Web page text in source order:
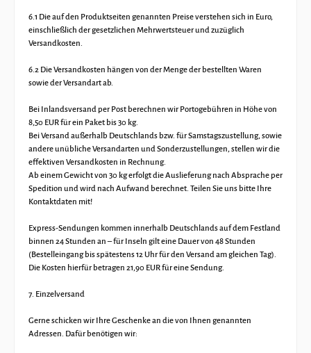
6.1 Die auf den Produktseiten genannten Preise verstehen sich in Euro,
einschließlich der gesetzlichen Mehrwertsteuer und zuzüglich
Versandkosten.
6.2 Die Versandkosten hängen von der Menge der bestellten Waren
sowie der Versandart ab.
Bei Inlandsversand per Post berechnen wir Portogebühren in Höhe von
8,50 EUR für ein Paket bis 30 kg.
Bei Versand außerhalb Deutschlands bzw. für Samstagszustellung, sowie
andere unübliche Versandarten und Sonderzustellungen, stellen wir die
effektiven Versandkosten in Rechnung.
Ab einem Gewicht von 30 kg erfolgt die Auslieferung nach Absprache per
Spedition und wird nach Aufwand berechnet. Teilen Sie uns bitte Ihre
Kontaktdaten mit!
Express-Sendungen kommen innerhalb Deutschlands auf dem Festland
binnen 24 Stunden an – für Inseln gilt eine Dauer von 48 Stunden
(Bestelleingang bis spätestens 12 Uhr für den Versand am gleichen Tag).
Die Kosten hierfür betragen 21,90 EUR für eine Sendung.
7. Einzelversand
Gerne schicken wir Ihre Geschenke an die von Ihnen genannten
Adressen. Dafür benötigen wir: